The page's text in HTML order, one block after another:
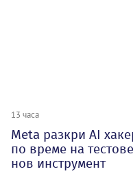
13 часа
Meta разкри AI
по време на
нов инструмент